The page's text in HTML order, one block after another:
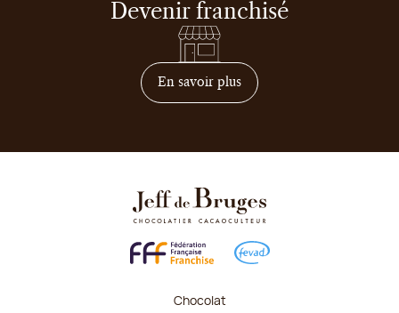
Devenir franchisé
En savoir plussur comment devenir
Chocolat